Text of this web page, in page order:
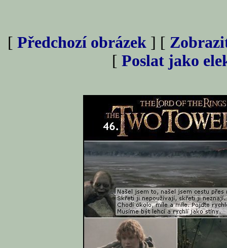
[ Předchozí obrázek ] [
[ Poslat jako